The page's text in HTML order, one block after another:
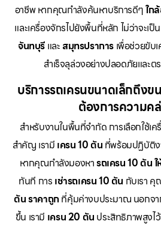
อาชีพ หากคุณกำลังค้นหาบริการดีๆใก
และเครื่องจักรไปยังพื้นที่หลัก ไม่ว่าจะเป็น
จันทบุรี และสมุทรปราการ เพื่อช่วยขับ
สำเร็จลุล่วงอย่างปลอดภัยและต
บริการรถเครนขนาดเล็กถึงข
ต้องการความค
สำหรับงานในพื้นที่จำกัด การเลือกใช้เ
สำคัญ เรามี เครน 10 ตัน ที่พร้อมปฏิบัติง
หากคุณกำลังมองหารถเครน 10 ตัน ใ
ทันที การ เช่ารถเครน 10 ตัน กับเรา คุ
ตัน ราคาถูกที่คุ้มค่างบประมาณ นอกจ
ขึ้น เรามี เครน 20 ตัน ประสิทธิภาพสูงไ